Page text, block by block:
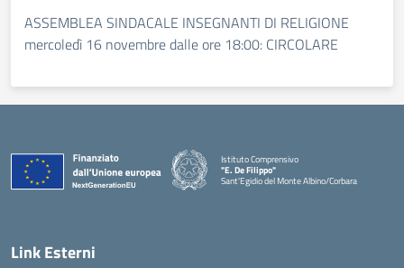
ASSEMBLEA SINDACALE INSEGNANTI DI RELIGIONE
mercoledì 16 novembre dalle ore 18:00: CIRCOLARE
Istituto Comprensivo
"E. De Filippo"
Sant'Egidio del Monte Albino/Corbara
Link Esterni